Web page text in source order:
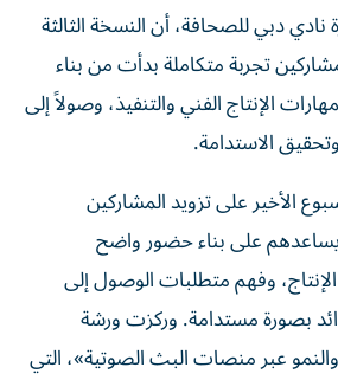
نادي دبي للصحافة، أن النسخة الثالثة
تجربة متكاملة بدأت من بناء
الإنتاج الفني والتنفيذ، وصولاً إلى
الاستدامة.
الأخير على تزويد المشاركين
على بناء حضور واضح
وفهم متطلبات الوصول إلى
بصورة مستدامة. وركزت ورشة
عبر منصات البث الصوتية»، التي